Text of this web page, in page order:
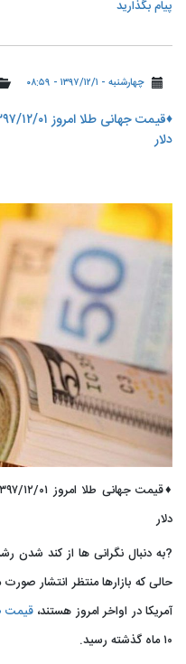
پیام بگذارید
چهارشنبه - ۱۳۹۷/۱۲/۱ - ۰۸:۵۹
دلار
♦️قیمت جهانی طلا امروز ۱۳۹۷/۱۲/۰۱ | رکوردشکنی
دلار
?به دنبال نگرانی ها از کند شدن
حالی که بازارها منتظر انتشار
آمریکا در اواخر امروز هستند، قیمت
۱۰ ماه گذشته رسید.